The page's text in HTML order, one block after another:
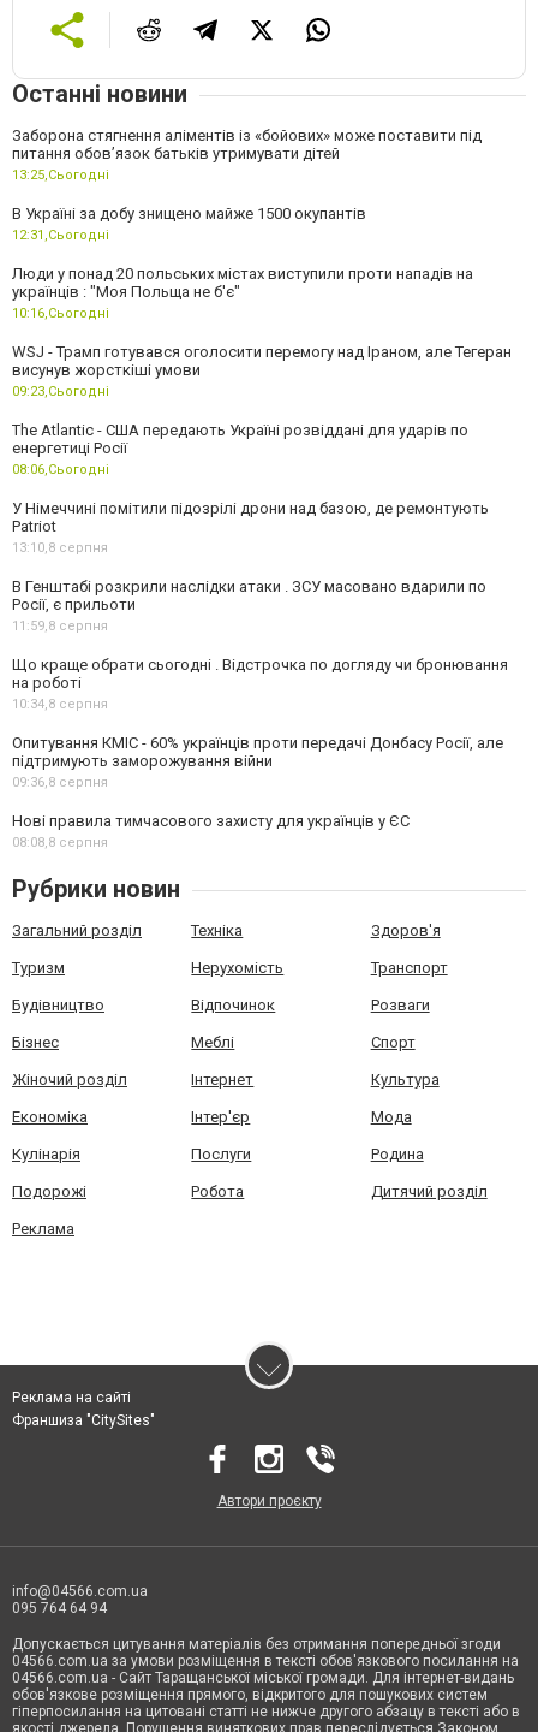
Останні новини
Заборона стягнення аліментів із «бойових» може поставити під
питання обов’язок батьків утримувати дітей
13:25,Сьогодні
В Україні за добу знищено майже 1500 окупантів
12:31,Сьогодні
Люди у понад 20 польських містах виступили проти нападів на
українців : "Моя Польща не б'є"
10:16,Сьогодні
WSJ - Трамп готувався оголосити перемогу над Іраном, але Тегеран
висунув жорсткіші умови
09:23,Сьогодні
The Atlantic - США передають Україні розвіддані для ударів по
енергетиці Росії
08:06,Сьогодні
У Німеччині помітили підозрілі дрони над базою, де ремонтують
Patriot
13:10,8 серпня
В Генштабі розкрили наслідки атаки . ЗСУ масовано вдарили по
Росії, є прильоти
11:59,8 серпня
Що краще обрати сьогодні . Відстрочка по догляду чи бронювання
на роботі
10:34,8 серпня
Опитування КМІС - 60% українців проти передачі Донбасу Росії, але
підтримують заморожування війни
09:36,8 серпня
Нові правила тимчасового захисту для українців у ЄС
08:08,8 серпня
Рубрики новин
Загальний розділ Техніка Здоров'я
Туризм Нерухомість Транспорт
Будівництво Відпочинок Розваги
Бізнес Меблі Спорт
Жіночий розділ Інтернет Культура
Економіка Інтер'єр Мода
Кулінарія Послуги Родина
Подорожі Робота Дитячий розділ
Реклама
Реклама на сайті
Франшиза "CitySites"
Автори проєкту
info@04566.com.ua
095 764 64 94
Допускається цитування матеріалів без отримання попередньої згоди
04566.com.ua за умови розміщення в тексті обов'язкового посилання на
04566.com.ua - Cайт Таращанської міської громади. Для інтернет-видань
обов'язкове розміщення прямого, відкритого для пошукових систем
гіперпосилання на цитовані статті не нижче другого абзацу в тексті або в
якості джерела. Порушення виняткових прав переслідується Законом.